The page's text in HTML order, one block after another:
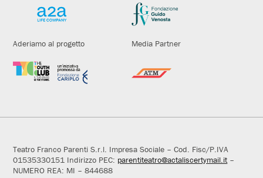
Aderiamo al progetto Media Partner
Teatro Franco Parenti S.r.l. Impresa Sociale – Cod. Fisc/P.IVA
01535330151 Indirizzo PEC: parentiteatro@actaliscertymail.it–
NUMERO REA: MI – 844688